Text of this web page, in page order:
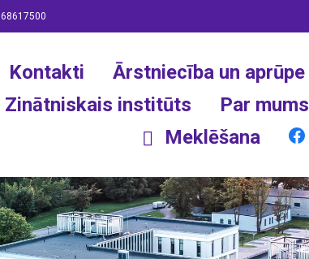
68617500
Kontakti Ārstniecība un aprūpe
Zinātniskais institūts
Par mums
Meklēšana